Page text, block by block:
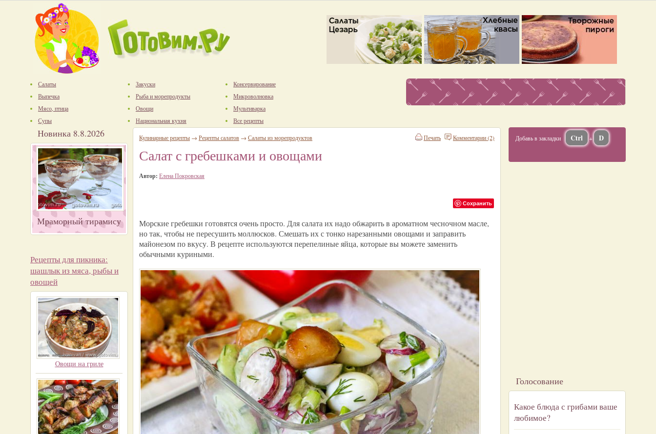
Салаты
Выпечка
Мясо, птица
Супы
Закуски
Рыба и морепродукты
Овощи
Национальная кухня
Консервирование
Микроволновка
Мультиварка
Все рецепты
Новинка 8.8.2026
Мраморный тирамису
Рецепты для пикника:
шашлык из мяса, рыбы и
овощей
Овощи на гриле
Комментарии (2)
Печать
Кулинарные рецепты → Рецепты салатов → Салаты из морепродуктов
Салат с гребешками и овощами
Автор: Елена Покровская
Сохранить
Морские гребешки готовятся очень просто. Для салата их надо обжарить в ароматном чесночном масле,
но так, чтобы не пересушить моллюсков. Смешать их с тонко нарезанными овощами и заправить
майонезом по вкусу. В рецепте используются перепелиные яйца, которые вы можете заменить
обычными куриными.
Добавь в закладки Ctrl + D
Голосование
Какое блюда с грибами ваше
любимое?